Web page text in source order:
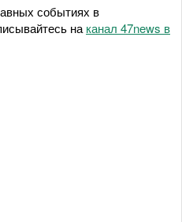
событиях в
на канал 47news в